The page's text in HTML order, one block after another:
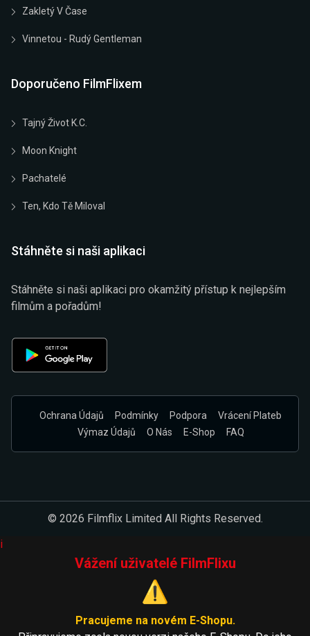
Zakletý V Čase
Vinnetou - Rudý Gentleman
Doporučeno FilmFlixem
Tajný Život K.C.
Moon Knight
Pachatelé
Ten, Kdo Tě Miloval
Stáhněte si naši aplikaci
Stáhněte si naši aplikaci pro okamžitý přístup k nejlepším
filmům a pořadům!
Ochrana Údajů Podmínky Podpora
Vrácení Plateb
Výmaz Údajů
O Nás E-Shop FAQ
© 2026 Filmflix Limited All Rights Reserved.
i
Vážení uživatelé FilmFlixu
⚠️
Pracujeme na novém E-Shopu.